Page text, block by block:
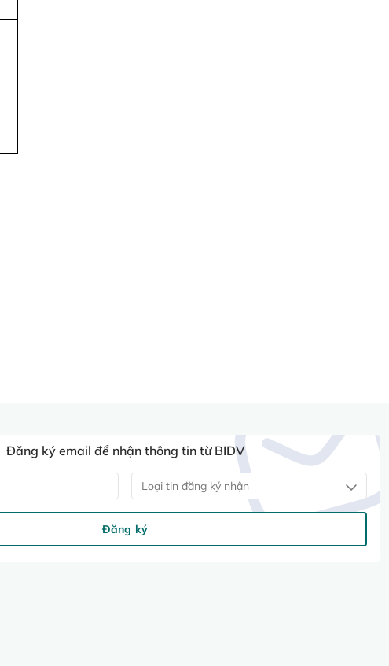
Đăng ký email để nhận thông tin từ BIDV
Loại tin đăng ký nhận
Đăng ký